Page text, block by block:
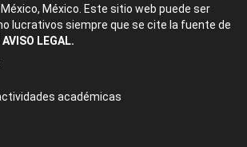
México, México. Este sitio web puede ser
lucrativos siempre que se cite la fuente de
AVISO LEGAL.
académicas